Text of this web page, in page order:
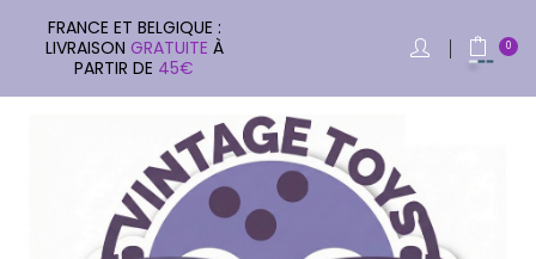
FRANCE ET BELGIQUE :
LIVRAISON GRATUITE À
PARTIR DE 45€
0